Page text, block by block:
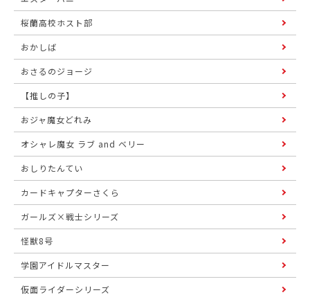
桜蘭高校ホスト部
おかしば
おさるのジョージ
【推しの子】
おジャ魔女どれみ
オシャレ魔女 ラブ and ベリー
おしりたんてい
カードキャプターさくら
ガールズ×戦士シリーズ
怪獣8号
学園アイドルマスター
仮面ライダーシリーズ